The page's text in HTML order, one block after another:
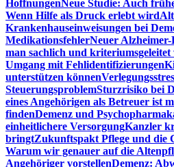
HoffnungenNeue Studie: Auch
Wenn Hilfe als Druck erlebt wird
Krankenhauseinweisungen bei
MedikationsfehlerNeuer
man sachlich und kriteriumsgeleitet
Umgang mit Fehlidentifizierungen
unterstützen können
SteuerungsproblemSturzrisiko bei
eines Angehörigen als Betreuer ist
findenDemenz und
einheitlichere VersorgungKanzler
bringtZukunftspakt Pflege und die
Warum wir genauer auf die
Angehöriger vorstellenDemenz: